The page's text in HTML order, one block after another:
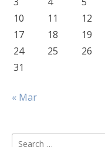
10
11 12
17
18 19
24
25 26
31
« Mar
Search